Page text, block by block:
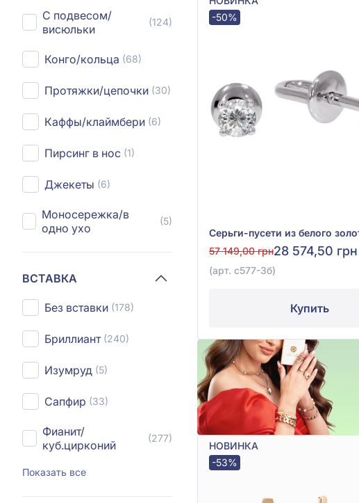
С подвесом/
висюльки
(124)
Конго/кольца (68)
Протяжки/цепочки (30)
Каффы/клаймбери (6)
Пирсинг в нос (1)
Джекеты (6)
Моносережка/в
одно ухо
(5)
ВСТАВКА
Без вставки (178)
Бриллиант (240)
Изумруд (5)
Сапфир (33)
Фианит/
куб.цирконий
(277)
Показать все
-50%
57 149,00 грн28 574,50 грн
(арт. с577-3б)
Купить
НОВИНКА
-53%